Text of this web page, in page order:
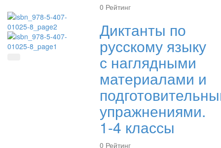
0 Рейтинг
Диктанты по
русскому языку
с наглядными
материалами и
упражнениями.
1-4 классы
0 Рейтинг